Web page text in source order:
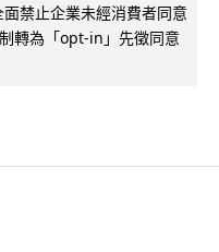
禁止企業未經消費者同意
轉為「opt-in」先徵同意